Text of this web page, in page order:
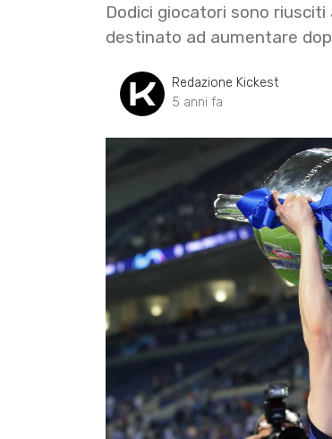
Dodici giocatori sono
destinato ad aumentare
Redazione Kickest
5 anni fa